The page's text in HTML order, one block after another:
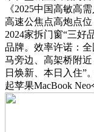
《2025中国高敏高
高速公焦点高炮点
2024家拆门窗“三好
品牌。效率许诺：
马旁边、高架桥附
日焕新、本日入住”
起苹果MacBook